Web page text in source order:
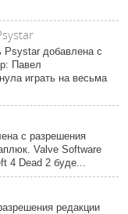
Psystar добавлена с
Павел
играть на весьма
с разрешения
Valve Software
4 Dead 2 буде...
редакции